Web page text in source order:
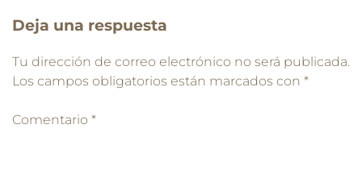
Deja una respuesta
Tu dirección de correo electrónico no será publicada.
Los campos obligatorios están marcados con *
Comentario *